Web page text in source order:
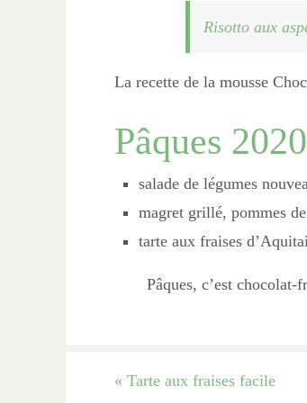
Risotto aux
La recette de la mousse
Pâques
salade de légumes
magret grillé, pommes
tarte aux fraises
Pâques, c’est chocolat-
« Tarte aux fraises facile